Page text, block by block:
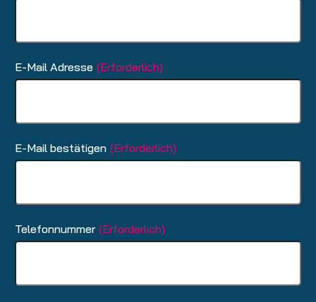
E-Mail Adresse (Erforderlich)
E-Mail bestätigen (Erforderlich)
Telefonnummer (Erforderlich)